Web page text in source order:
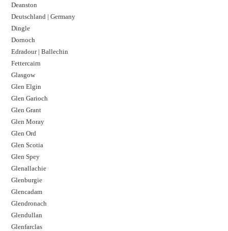
Deanston
Deutschland | Germany
Dingle
Dornoch
Edradour | Ballechin
Fettercairn
Glasgow
Glen Elgin
Glen Garioch
Glen Grant
Glen Moray
Glen Ord
Glen Scotia
Glen Spey
Glenallachie
Glenburgie
Glencadam
Glendronach
Glendullan
Glenfarclas